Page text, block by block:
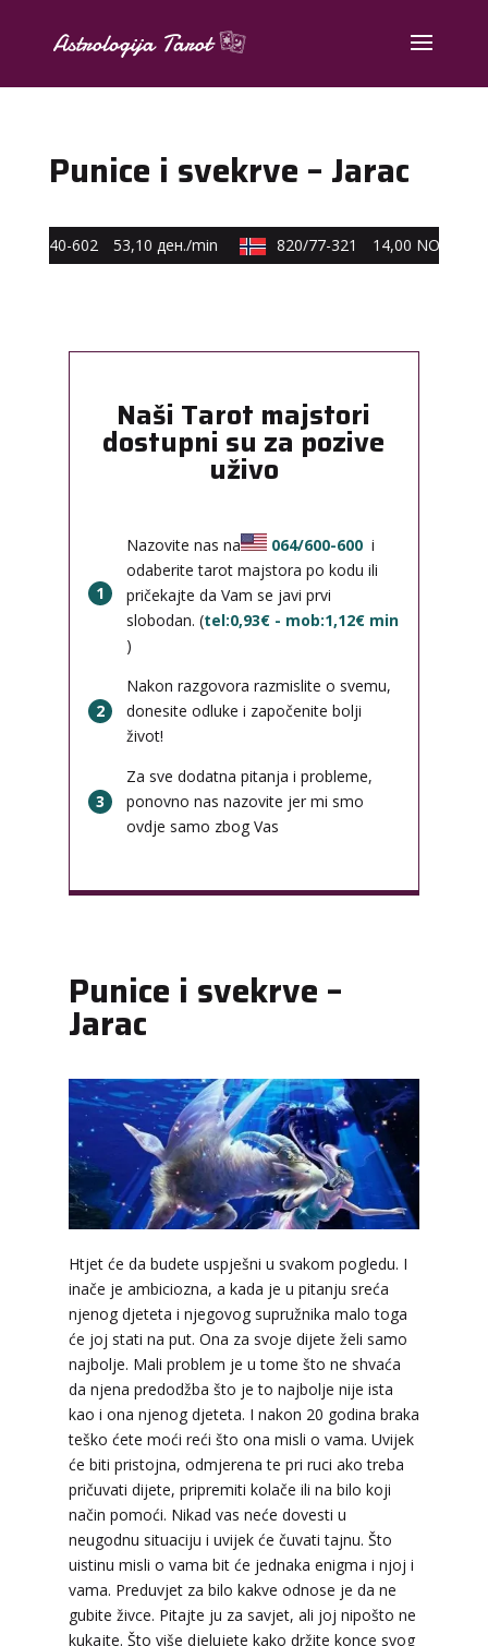
Punice i svekrve – Jarac
0590/40-602 53,10 ден./min 820/77-321 14,00 NOK/min
Naši Tarot majstori
dostupni su za pozive
uživo
1
Nazovite nas na 064/600-600 i
odaberite tarot majstora po kodu ili
pričekajte da Vam se javi prvi
slobodan. (tel:0,93€ - mob:1,12€ min
)
2
Nakon razgovora razmislite o svemu,
donesite odluke i započenite bolji
život!
3
Za sve dodatna pitanja i probleme,
ponovno nas nazovite jer mi smo
ovdje samo zbog Vas
Punice i svekrve –
Jarac
Htjet će da budete uspješni u svakom pogledu. I
inače je ambiciozna, a kada je u pitanju sreća
njenog djeteta i njegovog supružnika malo toga
će joj stati na put. Ona za svoje dijete želi samo
najbolje. Mali problem je u tome što ne shvaća
da njena predodžba što je to najbolje nije ista
kao i ona njenog djeteta. I nakon 20 godina braka
teško ćete moći reći što ona misli o vama. Uvijek
će biti pristojna, odmjerena te pri ruci ako treba
pričuvati dijete, pripremiti kolače ili na bilo koji
način pomoći. Nikad vas neće dovesti u
neugodnu situaciju i uvijek će čuvati tajnu. Što
uistinu misli o vama bit će jednaka enigma i njoj i
vama. Preduvjet za bilo kakve odnose je da ne
gubite živce. Pitajte ju za savjet, ali joj nipošto ne
kukajte. Što više djelujete kako držite konce svog
VESNA / Kod 05
Tarot savjetnik je slobodan
TEHNIKE:
numerologija, anđeoski i ljubavni tarot,
visak, yi ching, knjiga promjena mudrosti, rune,
izrada runskih amajlija
Broj tel: 064/600-600
tel:0,93€ - mob:1,12€ min
DIJA
/ Kod 64
Tarot savjetnik je zauzet
TEHNIKE:vedska astrologija (jyotish), reiki, tarot,
oracle karte, duhovni razgovori